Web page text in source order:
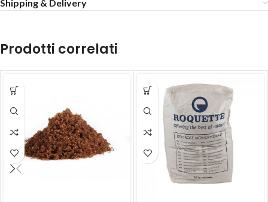
Shipping & Delivery
Prodotti correlati